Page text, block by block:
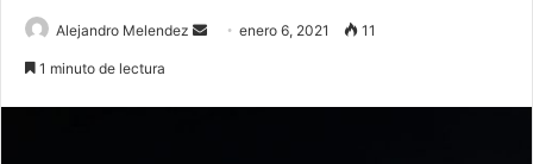
Alejandro Melendez
Sendenero 6, 2021 11
1 minuto de lectura